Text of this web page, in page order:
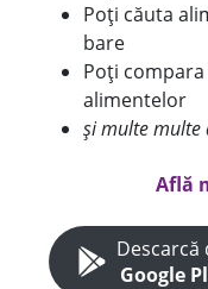
Poți căuta
bare
Poți
alimentelor
și multe multe
Află
Descarcă
Google